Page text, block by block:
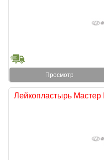
Просмотр
Лейкопластырь